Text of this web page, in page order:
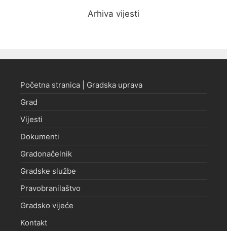
Arhiva vijesti
Početna stranica | Gradska uprava
Grad
Vijesti
Dokumenti
Gradonačelnik
Gradske službe
Pravobranilaštvo
Gradsko vijeće
Kontakt